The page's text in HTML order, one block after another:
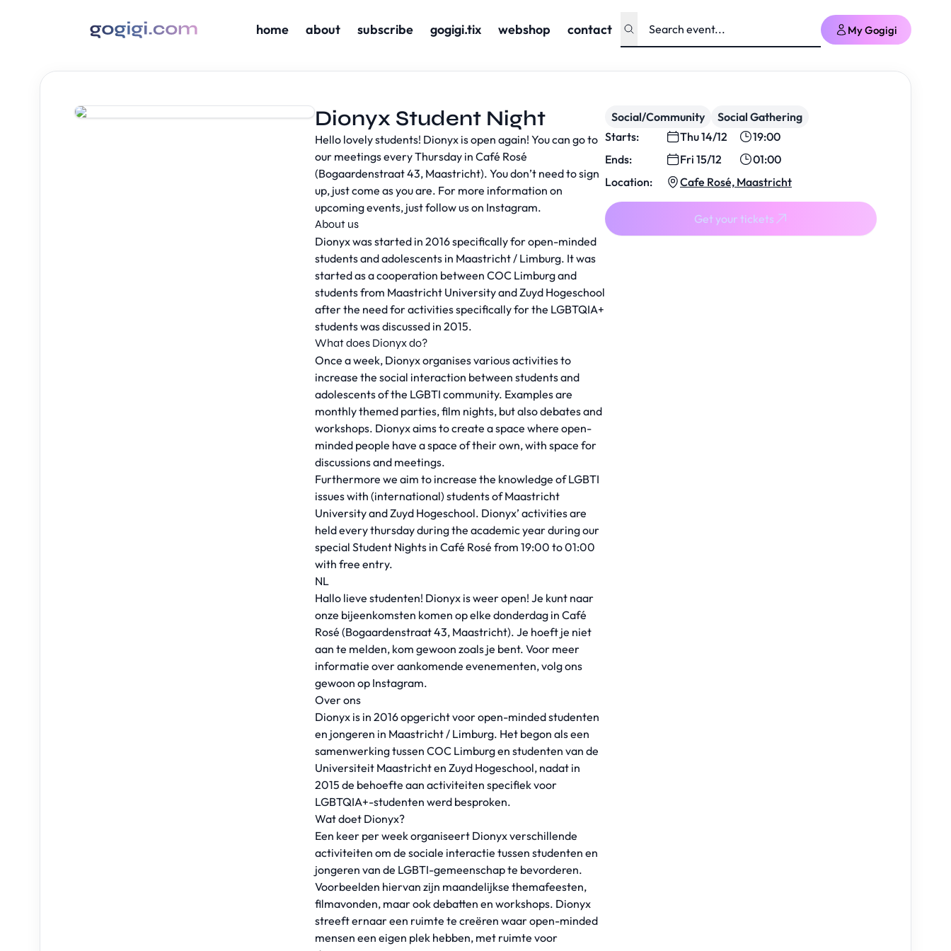
home about subscribe gogigi.tix webshop contact My Gogigi
Dionyx Student Night
Hello lovely students! Dionyx is open again! You can go to
our meetings every Thursday in Café Rosé
(Bogaardenstraat 43, Maastricht). You don’t need to sign
up, just come as you are. For more information on
upcoming events, just follow us on Instagram.
About us
Dionyx was started in 2016 specifically for open-minded
students and adolescents in Maastricht / Limburg. It was
started as a cooperation between COC Limburg and
students from Maastricht University and Zuyd Hogeschool
after the need for activities specifically for the LGBTQIA+
students was discussed in 2015.
What does Dionyx do?
Once a week, Dionyx organises various activities to
increase the social interaction between students and
adolescents of the LGBTI community. Examples are
monthly themed parties, film nights, but also debates and
workshops. Dionyx aims to create a space where open-
minded people have a space of their own, with space for
discussions and meetings.
Furthermore we aim to increase the knowledge of LGBTI
issues with (international) students of Maastricht
University and Zuyd Hogeschool. Dionyx’ activities are
held every thursday during the academic year during our
special Student Nights in Café Rosé from 19:00 to 01:00
with free entry.
NL
Hallo lieve studenten! Dionyx is weer open! Je kunt naar
onze bijeenkomsten komen op elke donderdag in Café
Rosé (Bogaardenstraat 43, Maastricht). Je hoeft je niet
aan te melden, kom gewoon zoals je bent. Voor meer
informatie over aankomende evenementen, volg ons
gewoon op Instagram.
Over ons
Dionyx is in 2016 opgericht voor open-minded studenten
en jongeren in Maastricht / Limburg. Het begon als een
samenwerking tussen COC Limburg en studenten van de
Universiteit Maastricht en Zuyd Hogeschool, nadat in
2015 de behoefte aan activiteiten specifiek voor
LGBTQIA+-studenten werd besproken.
Wat doet Dionyx?
Een keer per week organiseert Dionyx verschillende
activiteiten om de sociale interactie tussen studenten en
jongeren van de LGBTI-gemeenschap te bevorderen.
Voorbeelden hiervan zijn maandelijkse themafeesten,
filmavonden, maar ook debatten en workshops. Dionyx
streeft ernaar een ruimte te creëren waar open-minded
mensen een eigen plek hebben, met ruimte voor
Social/Community
Social Gathering
Starts:
Thu 14/12
19:00
Ends:
Fri 15/12
01:00
Location:
Cafe Rosé, Maastricht
Get your tickets